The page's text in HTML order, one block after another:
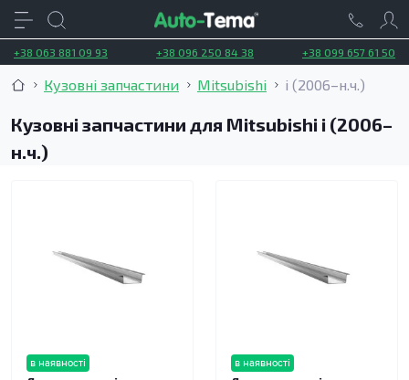
+38 063 881 09 93 +38 096 250 84 38 +38 099 657 61 50
Кузовні запчастини Mitsubishi i (2006–н.ч.)
Кузовні запчастини для Mitsubishi i (2006–
н.ч.)
в наявності в наявності